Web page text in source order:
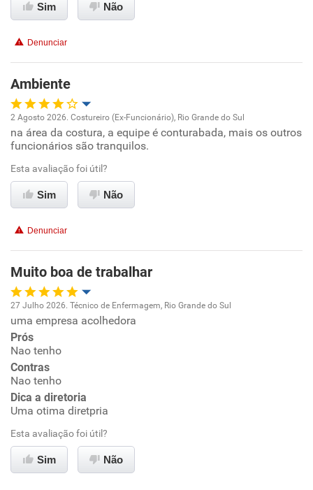
Recomenda esta empresa
Conciliação com a vida familiar
Recomenda esta empresa
Recomenda a diretoria
Sim Não
Denunciar
Ambiente
Oportunidade de promoção
Ambiente de trabalho
Conciliação com a vida familiar
Não recomenda esta empresa
2 Agosto 2026. Costureiro (Ex-Funcionário), Rio Grande do Sul
na área da costura, a equipe é conturabada, mais os outros
funcionários são tranquilos.
Esta avaliação foi útil?
Sim Não
Denunciar
Muito boa de trabalhar
Oportunidade de promoção
Ambiente de trabalho
Conciliação com a vida familiar
Recomenda esta empresa
27 Julho 2026. Técnico de Enfermagem, Rio Grande do Sul
uma empresa acolhedora
Prós
Nao tenho
Contras
Nao tenho
Dica a diretoria
Uma otima diretpria
Esta avaliação foi útil?
Sim Não